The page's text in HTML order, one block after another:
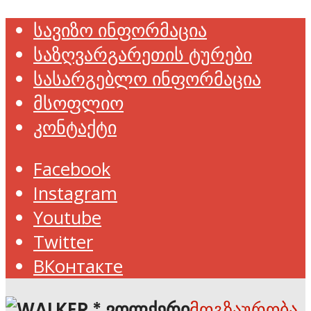
სავიზო ინფორმაცია
საზღვარგარეთის ტურები
სასარგებლო ინფორმაცია
მსოფლიო
კონტაქტი
Facebook
Instagram
Youtube
Twitter
ВКонтакте